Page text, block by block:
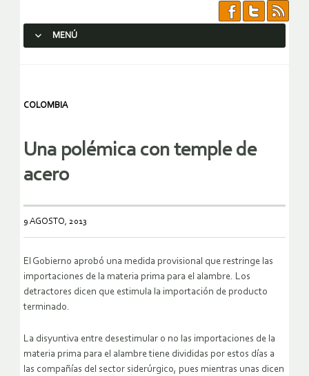
MENÚ
COLOMBIA
Una polémica con temple de
acero
9 AGOSTO, 2013
El Gobierno aprobó una medida provisional que restringe las
importaciones de la materia prima para el alambre. Los
detractores dicen que estimula la importación de producto
terminado.
La disyuntiva entre desestimular o no las importaciones de la
materia prima para el alambre tiene divididas por estos días a
las compañías del sector siderúrgico, pues mientras unas dicen